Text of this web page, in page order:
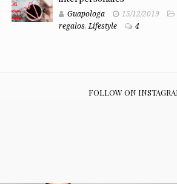
Guapologa 15/12/2019
regalos,Lifestyle 4
FOLLOW ON